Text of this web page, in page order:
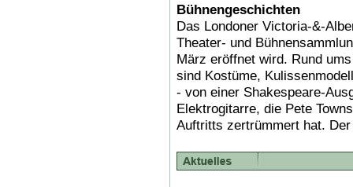
Bühnengeschichten
Das Londoner Victoria-&-
Theater- und
März eröffnet wird. Rund
sind Kostüme,
- von einer Shakespeare-
Elektrogitarre, die Pete
Auftritts zertrümmert hat.